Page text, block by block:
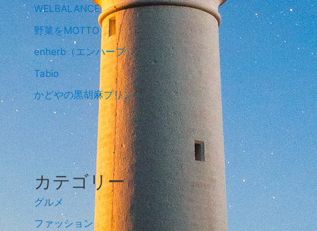
WELBALANCE
野菜をMOTTO
enherb（エンハーブ）
Tabio
かどやの黒胡麻プリン
カテゴリー
グルメ
ファッション